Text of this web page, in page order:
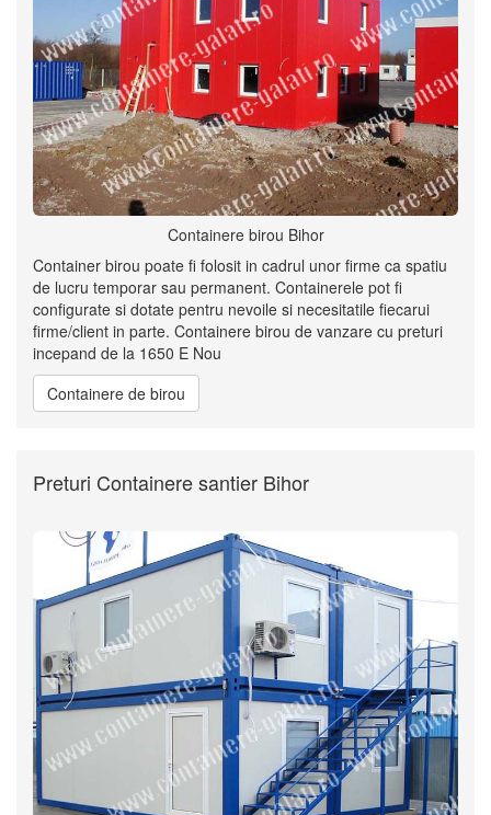
Containere birou Bihor
Container birou poate fi folosit in cadrul unor firme ca spatiu
de lucru temporar sau permanent. Containerele pot fi
configurate si dotate pentru nevoile si necesitatile fiecarui
firme/client in parte. Containere birou de vanzare cu preturi
incepand de la 1650 E Nou
Containere de birou
Preturi Containere santier Bihor